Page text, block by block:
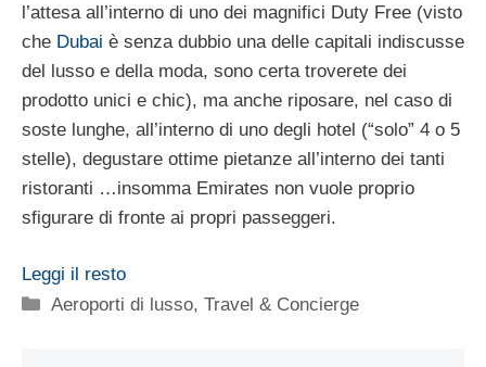
l’attesa all’interno di uno dei magnifici Duty Free (visto
che Dubai è senza dubbio una delle capitali indiscusse
del lusso e della moda, sono certa troverete dei
prodotto unici e chic), ma anche riposare, nel caso di
soste lunghe, all’interno di uno degli hotel (“solo” 4 o 5
stelle), degustare ottime pietanze all’interno dei tanti
ristoranti …insomma Emirates non vuole proprio
sfigurare di fronte ai propri passeggeri.
Leggi il resto
Categorie
Aeroporti di lusso,Travel & Concierge